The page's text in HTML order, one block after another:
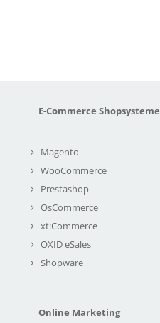
E-Commerce Shopsysteme
Magento
WooCommerce
Prestashop
OsCommerce
xt:Commerce
OXID eSales
Shopware
Online Marketing